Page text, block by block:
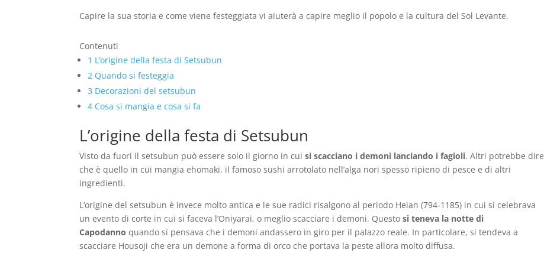
Capire la sua storia e come viene festeggiata vi aiuterà a capire meglio il popolo e la cultura del Sol Levante.
Contenuti
1 L’origine della festa di Setsubun
2 Quando si festeggia
3 Decorazioni del setsubun
4 Cosa si mangia e cosa si fa
L’origine della festa di Setsubun
Visto da fuori il setsubun può essere solo il giorno in cuisi scacciano i demoni lanciando i fagioli. Altri potrebbe dire
che è quello in cui mangia ehomaki, il famoso sushi arrotolato nell’alga nori spesso ripieno di pesce e di altri
ingredienti.
L’origine del setsubun è invece molto antica e le sue radici risalgono al periodo Heian (794-1185) in cui si celebrava
un evento di corte in cui si faceva l’Oniyarai, o meglio scacciare i demoni. Questosi teneva la notte di
Capodanno quando si pensava che i demoni andassero in giro per il palazzo reale. In particolare, si tendeva a
scacciare Housoji che era un demone a forma di orco che portava la peste allora molto diffusa.